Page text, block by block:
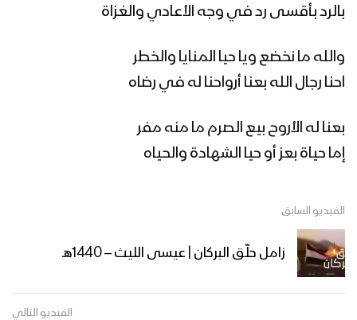
زامل الطاهش البطاش (2K) | عيسى الليث
زامل للبطولة سجلوني يماني – عيسى
مونتاج زامل | عيد الشهيد – عيسى الليث –
1440
بالرد بأقسى رد في وجه الأعادي والغزاة
والله ما نخضع ويا حيا المنايا والخطر
احنا رجال الله بعنا أرواحنا له في رضاه
بعنا له الأروح بيع الصرم ما منه مفر
إما حياة بعز أو حيا الشهادة والحياه
الفيديو السابق
زامل حلّق البركان | عيسى الليث – 1440هـ
الفيديو التالي